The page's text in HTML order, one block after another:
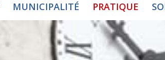
MUNICIPALITÉ PRATIQUE